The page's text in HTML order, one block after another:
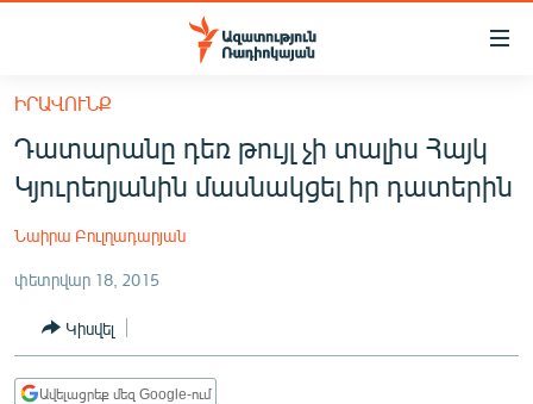
Մատչելիության
հիմնական
բովանդակությանը
Անցնել
հիմնական
մենյուին
ՀԱՅԱՍՏԱՆ
ՔԱՂԱՔԱԿԱՆ
ԸՆՏՐՈՒԹՅՈՒՆՆԵՐ 2026
ԻՐԱՎՈՒՆՔ
ՀԱՍԱՐԱԿՈՒԹՅՈՒՆ
ՏՆՏԵՍՈՒԹՅՈՒՆ
ԻՐԱՎՈՒՆՔ
Դատարանը դեռ թույլ չի տալիս Հայկ
Կյուրեղյանին մասնակցել իր դատերին
Նաիրա Բուլղադարյան
փետրվար 18, 2015
Կիսվել
Ավելացրեք մեզ Google-ում